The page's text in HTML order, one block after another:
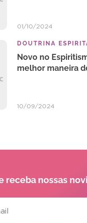
01/10/2024
DOUTRINA
Novo no
melhor maneira
10/09/2024
receba nossas